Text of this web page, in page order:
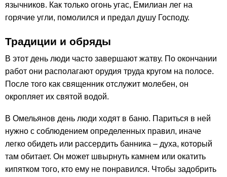
язычников. Как только огонь угас, Емилиан лег на
горячие угли, помолился и предал душу Господу.
Традиции и обряды
В этот день люди часто завершают жатву. По окончании
работ они располагают орудия труда кругом на полосе.
После того как священник отслужит молебен, он
окропляет их святой водой.
В Омельянов день люди ходят в баню. Париться в ней
нужно с соблюдением определенных правил, иначе
легко обидеть или рассердить банника – духа, который
там обитает. Он может швырнуть камнем или окатить
кипятком того, кто ему не понравился. Чтобы задобрить